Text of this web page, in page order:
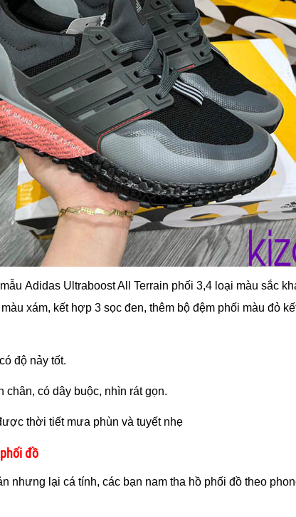
mẫuAdidas Ultraboost All Terrain phối 3,4 loại màu sắc
xám, kết hợp 3 sọc đen, thêm bộ đệm phối màu đỏ
độ nảy tốt.
chân, có dây buộc, nhìn rát gọn.
thời tiết mưa phùn và tuyết nhẹ
đồ
nhưng lại cá tính, các bạn nam tha hồ phối đồ theo